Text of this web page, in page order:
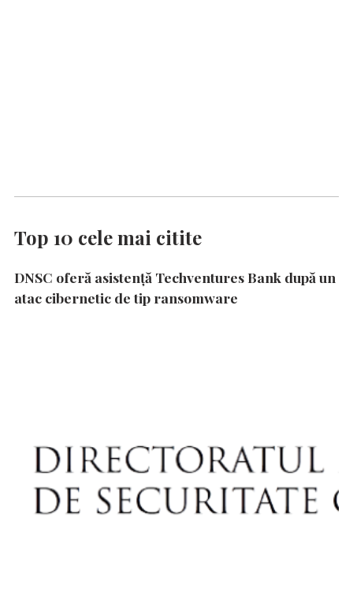
Top 10 cele mai citite
DNSC oferă asistență Techventures Bank după un
atac cibernetic de tip ransomware